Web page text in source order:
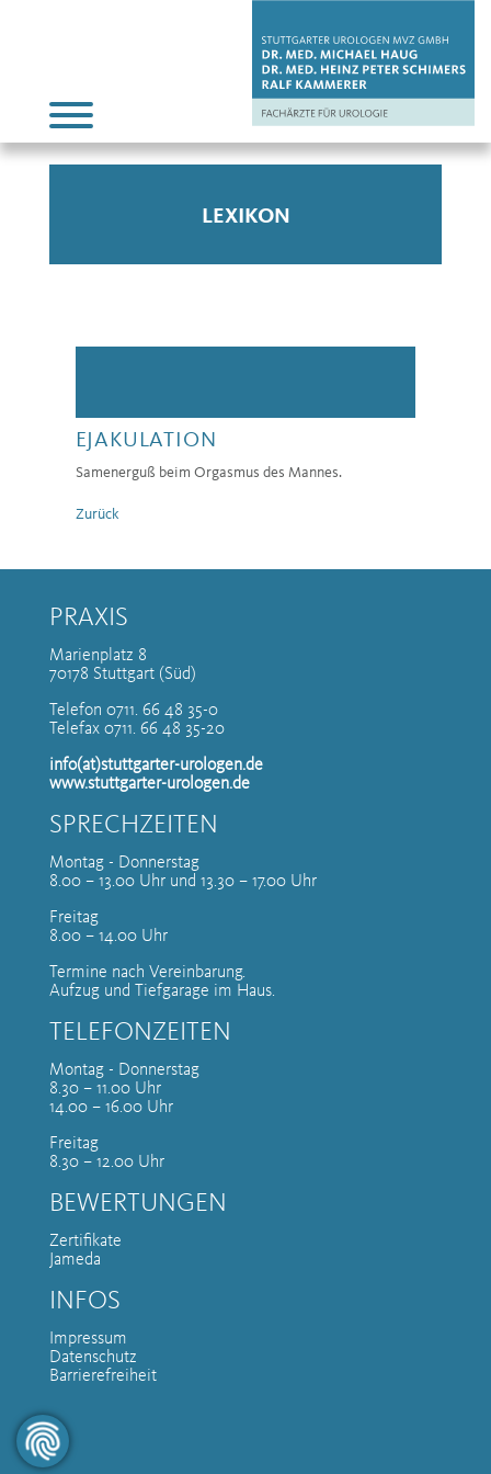
LEXIKON
EJAKULATION
Samenerguß beim Orgasmus des Mannes.
Zurück
PRAXIS
Marienplatz 8
70178 Stuttgart (Süd)
Telefon 0711. 66 48 35-0
Telefax 0711. 66 48 35-20
info(at)stuttgarter-urologen.de
www.stuttgarter-urologen.de
SPRECHZEITEN
Montag - Donnerstag
8.00 – 13.00 Uhr und 13.30 – 17.00 Uhr
Freitag
8.00 – 14.00 Uhr
Termine nach Vereinbarung.
Aufzug und Tiefgarage im Haus.
TELEFONZEITEN
Montag - Donnerstag
8.30 – 11.00 Uhr
14.00 – 16.00 Uhr
Freitag
8.30 – 12.00 Uhr
BEWERTUNGEN
Zertifikate
Jameda
INFOS
Impressum
Datenschutz
Barrierefreiheit